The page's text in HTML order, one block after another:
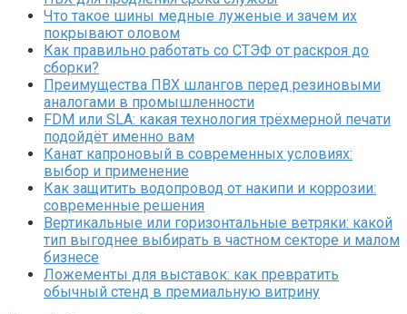
Что такое шины медные луженые и зачем их
покрывают оловом
Как правильно работать со СТЭФ от раскроя до
сборки?
Преимущества ПВХ шлангов перед резиновыми
аналогами в промышленности
FDM или SLA: какая технология трёхмерной печати
подойдёт именно вам
Канат капроновый в современных условиях:
выбор и применение
Как защитить водопровод от накипи и коррозии:
современные решения
Вертикальные или горизонтальные ветряки: какой
тип выгоднее выбирать в частном секторе и малом
бизнесе
Ложементы для выставок: как превратить
обычный стенд в премиальную витрину